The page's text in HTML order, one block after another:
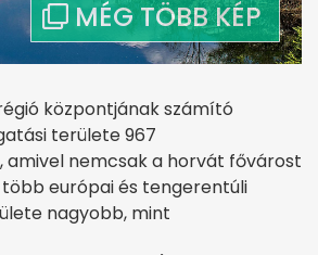
központjának számító
területe 967
amivel nemcsak a horvát fővárost
európai és tengerentúli
nagyobb, mint